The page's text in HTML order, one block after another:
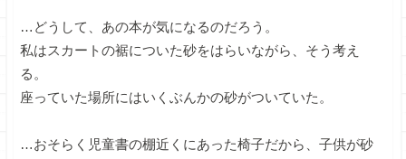
…どうして、あの本が気になるのだろう。
私はスカートの裾についた砂をはらいながら、そう考え
る。
座っていた場所にはいくぶんかの砂がついていた。
…おそらく児童書の棚近くにあった椅子だから、子供が砂